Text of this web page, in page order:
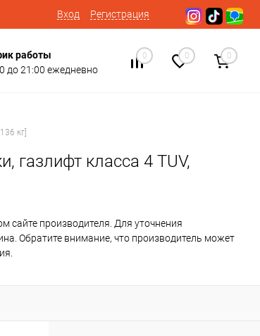
Вход Регистрация
работы
до 21:00 ежедневно
0 0 0
кг]
газлифт класса 4 TUV,
сайте производителя. Для уточнения
Обратите внимание, что производитель может